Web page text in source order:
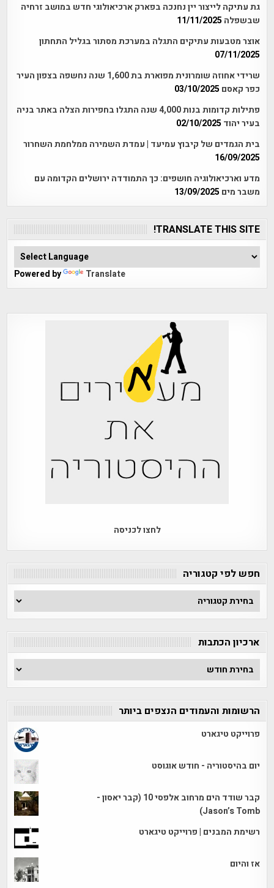
גת עתיקה לייצור יין נחנכה בפארק ארכיאולוגי חדש במושב זרחיה
שבשפלה 11/11/2025
אוצר מטבעות עתיקים התגלה במערכת מסתור בגליל התחתון
07/11/2025
שרידי אחוזה שומרונית מפוארת בת 1,600 שנה נחשפה בצפון העיר
כפר קאסם 03/10/2025
פתילות קדומות בנות 4,000 שנה התגלו בחפירות הצלה באתר בניה
בעיר יהוד 02/10/2025
בית הגמדים של קיבוץ עמיעד | עמדת השמירה ממלחמת השחרור
16/09/2025
מדע וארכיאולוגיה חושפים: כך התמודדה ירושלים הקדומה עם
משבר מים 13/09/2025
TRANSLATE THIS SITE!
Powered by Translate
לחצו לכניסה
חפש לפי קטגוריה
חפש
לפי
ארכיון הכתבות
ארכיון
הכתבות
הרשומות והעמודים הנצפים ביותר
פרוייקט טיגארט
יום בהיסטוריה - חודש אוגוסט
קבר שודד הים מרחוב אלפסי 10 (קבר יאסון -
Jason’s Tomb)
רשימת המבנים | פרוייקט טיגארט
אז והיום